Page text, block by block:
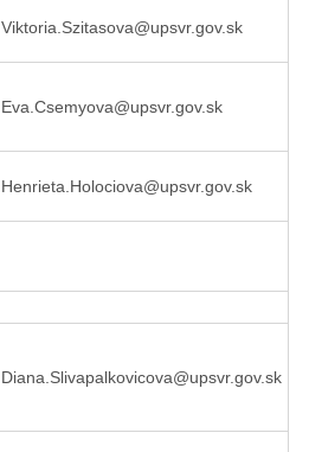
Viktoria.Szitasova@upsvr.gov.sk
Eva.Csemyova@upsvr.gov.sk
Henrieta.Holociova@upsvr.gov.sk
Diana.Slivapalkovicova@upsvr.gov.sk